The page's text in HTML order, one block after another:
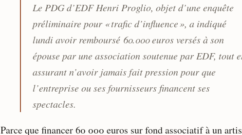
Le PDG d’EDF Henri Proglio, objet d’une enquête
préliminaire pour « trafic d’influence », a indiqué
lundi avoir remboursé 60.000 euros versés à son
épouse par une association soutenue par EDF, tout
assurant n’avoir jamais fait pression pour que
l’entreprise ou ses fournisseurs financent ses
spectacles.
Parce que financer 60 000 euros sur fond associatif à un